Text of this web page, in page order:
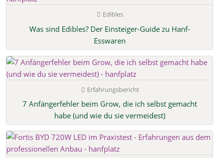
Edibles
Was sind Edibles? Der Einsteiger-Guide zu Hanf-
Esswaren
Erfahrungsbericht
7 Anfängerfehler beim Grow, die ich selbst gemacht
habe (und wie du sie vermeidest)